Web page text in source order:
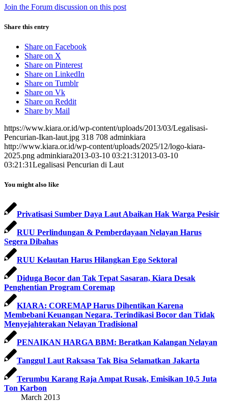
Join the Forum discussion on this post
Share this entry
Share on Facebook
Share on X
Share on Pinterest
Share on LinkedIn
Share on Tumblr
Share on Vk
Share on Reddit
Share by Mail
https://www.kiara.or.id/wp-content/uploads/2013/03/Legalisasi-
Pencurian-Ikan-laut.jpg 318 708 adminkiara
http://www.kiara.or.id/wp-content/uploads/2025/12/logo-kiara-
2025.png adminkiara2013-03-10 03:21:31 2013-03-10
03:21:31Legalisasi Pencurian di Laut
You might also like
Privatisasi Sumber Daya Laut Abaikan Hak Warga Pesisir
RUU Perlindungan & Pemberdayaan Nelayan Harus
Segera Dibahas
RUU Kelautan Harus Hilangkan Ego Sektoral
Diduga Bocor dan Tak Tepat Sasaran, Kiara Desak
Penghentian Program Coremap
KIARA: COREMAP Harus Dihentikan Karena
Membebani Keuangan Negara, Terindikasi Bocor dan Tidak
Menyejahterakan Nelayan Tradisional
PENAIKAN HARGA BBM: Beratkan Kalangan Nelayan
Tanggul Laut Raksasa Tak Bisa Selamatkan Jakarta
Terumbu Karang Raja Ampat Rusak, Emisikan 10,5 Juta
Ton Karbon
March 2013